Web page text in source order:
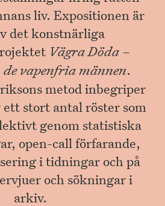
liv. Expositionen är
det konstnärliga
Vägra Döda –
vapenfria männen.
metod inbegriper
stort antal röster som
genom statistiska
open-call förfarande,
i tidningar och på
och sökningar i
arkiv.